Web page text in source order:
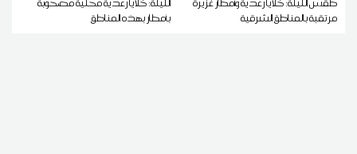
طقس الليلة: خلايا رعدية وأمطار غزيرة
مرتقبة بالمناطق الشرقية
الليلة: خلايا رعدية محلية مصحوبة
بأمطار بهذه المناطق